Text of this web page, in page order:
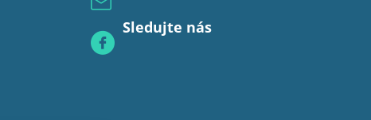
Sledujte nás